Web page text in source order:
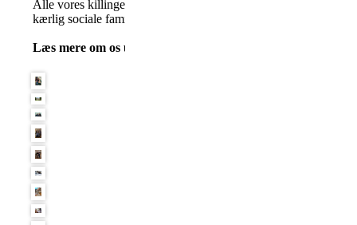
Alle vores killinger fødes og vokser op i vores stue, da vi
kærlig sociale familiemedlemmer.
Læs mere om os under billed galleriet